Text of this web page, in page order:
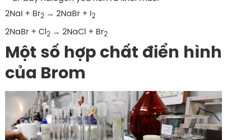
2NaI + Br2 → 2NaBr + I2
2NaBr + Cl2 → 2NaCl + Br2
Một số hợp chất điển hình
của Brom